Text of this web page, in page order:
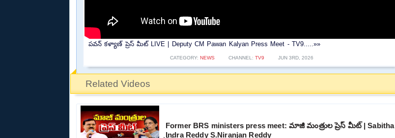
పవన్ కళ్యాణ్ ప్రెస్ మీట్ LIVE | Deputy CM Pawan Kalyan Press Meet - TV9.....»»
CATEGORY: NEWS CHANNEL: TV9 JUN 3RD, 2026
Related Videos
Former BRS ministers press meet: మాజీ మంత్రుల ప్రెస్‌ మీట్‌ | Sabitha
Indra Reddy S.Niranjan Reddy